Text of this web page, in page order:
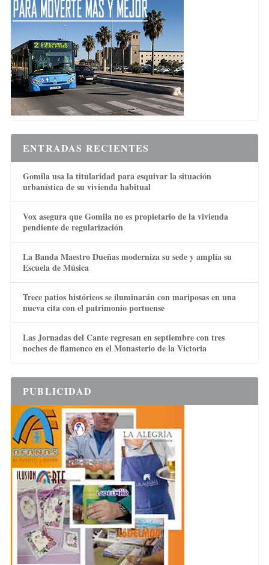
ENTRADAS RECIENTES
Gomila usa la titularidad para esquivar la situación
urbanística de su vivienda habitual
Vox asegura que Gomila no es propietario de la vivienda
pendiente de regularización
La Banda Maestro Dueñas moderniza su sede y amplía su
Escuela de Música
Trece patios históricos se iluminarán con mariposas en una
nueva cita con el patrimonio portuense
Las Jornadas del Cante regresan en septiembre con tres
noches de flamenco en el Monasterio de la Victoria
PUBLICIDAD